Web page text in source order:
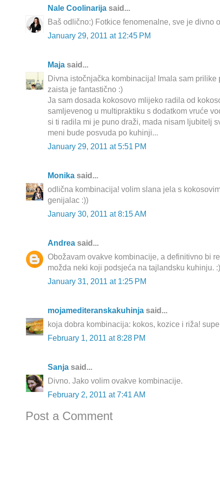
Nale Coolinarija said...
Baš odlično:) Fotkice fenomenalne, sve je divno
January 29, 2011 at 12:45 PM
Maja said...
Divna istočnjačka kombinacija! Imala sam prilike
zaista je fantastično :)
Ja sam dosada kokosovo mlijeko radila od
samljevenog u multipraktiku s dodatkom vruće
si ti radila mi je puno draži, mada nisam ljubitelj
meni bude posvuda po kuhinji...
January 29, 2011 at 5:51 PM
Monika said...
odlična kombinacija! volim slana jela s
genijalac :))
January 30, 2011 at 8:15 AM
Andrea said...
Obožavam ovakve kombinacije, a definitivno bi
možda neki koji podsjeća na tajlandsku kuhinju. :)
January 31, 2011 at 1:25 PM
mojamediteranskakuhinja said...
koja dobra kombinacija: kokos, kozice i riža!
February 1, 2011 at 8:28 PM
Sanja said...
Divno. Jako volim ovakve kombinacije.
February 2, 2011 at 7:41 AM
Post a Comment